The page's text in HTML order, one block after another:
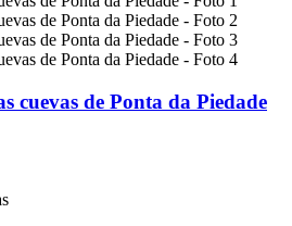
cuevas de Ponta da Piedade